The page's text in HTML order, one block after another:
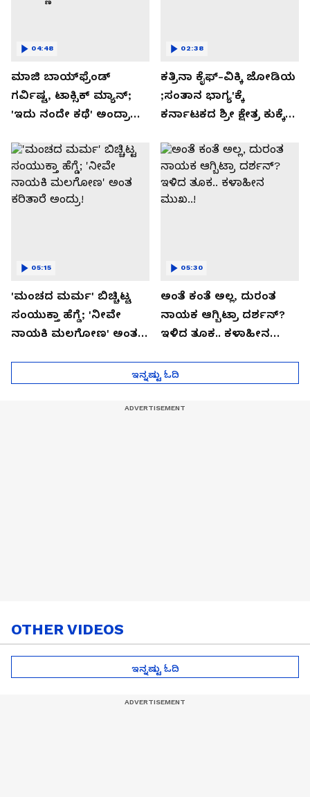
ಮಾಜಿ ಬಾಯ್‌ಫ್ರೆಂಡ್
ಗರ್ವಿಷ್ಟ, ಟಾಕ್ಸಿಕ್ ಮ್ಯಾನ್;
'ಇದು ನಂದೇ ಕಥೆ' ಅಂದ್ರಾ
ಮಂದಣ್ಣ?
04:48
ಕತ್ರಿನಾ ಕೈಫ್-ವಿಕ್ಕಿ ಜೋಡಿಯ
;ಸಂತಾನ ಭಾಗ್ಯ'ಕ್ಕೆ
ಕರ್ನಾಟಕದ ಶ್ರೀ ಕ್ಷೇತ್ರ ಕುಕ್ಕೆ
02:38
'ಮಂಚದ ಮರ್ಮ' ಬಿಚ್ಚಿಟ್ಟ
ಸಂಯುಕ್ತಾ ಹೆಗ್ಡೆ; 'ನೀವೇ
ನಾಯಕಿ ಮಲಗೋಣ' ಅಂತ
05:15
ಅಂತೆ ಕಂತೆ ಅಲ್ಲ, ದುರಂತ
ನಾಯಕ ಆಗ್ಬಿಟ್ರಾ ದರ್ಶನ್?
ಇಳಿದ ತೂಕ.. ಕಳಾಹೀನ
05:30
ಇನ್ನಷ್ಟು ಓದಿ
OTHER VIDEOS
ಇನ್ನಷ್ಟು ಓದಿ